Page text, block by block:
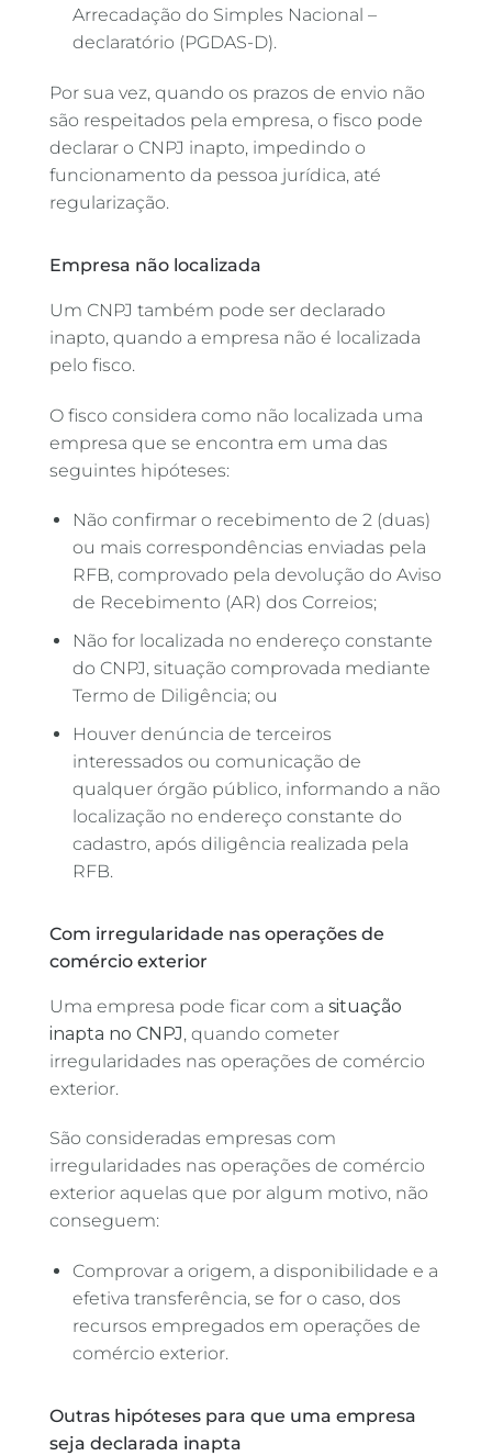
Arrecadação do Simples Nacional –
declaratório (PGDAS-D).
Por sua vez, quando os prazos de envio não
são respeitados pela empresa, o fisco pode
declarar o CNPJ inapto, impedindo o
funcionamento da pessoa jurídica, até
regularização.
Empresa não localizada
Um CNPJ também pode ser declarado
inapto, quando a empresa não é localizada
pelo fisco.
O fisco considera como não localizada uma
empresa que se encontra em uma das
seguintes hipóteses:
Não confirmar o recebimento de 2 (duas)
ou mais correspondências enviadas pela
RFB, comprovado pela devolução do Aviso
de Recebimento (AR) dos Correios;
Não for localizada no endereço constante
do CNPJ, situação comprovada mediante
Termo de Diligência; ou
Houver denúncia de terceiros
interessados ou comunicação de
qualquer órgão público, informando a não
localização no endereço constante do
cadastro, após diligência realizada pela
RFB.
Com irregularidade nas operações de
comércio exterior
Uma empresa pode ficar com a situação
inapta no CNPJ, quando cometer
irregularidades nas operações de comércio
exterior.
São consideradas empresas com
irregularidades nas operações de comércio
exterior aquelas que por algum motivo, não
conseguem:
Comprovar a origem, a disponibilidade e a
efetiva transferência, se for o caso, dos
recursos empregados em operações de
comércio exterior.
Outras hipóteses para que uma empresa
seja declarada inapta